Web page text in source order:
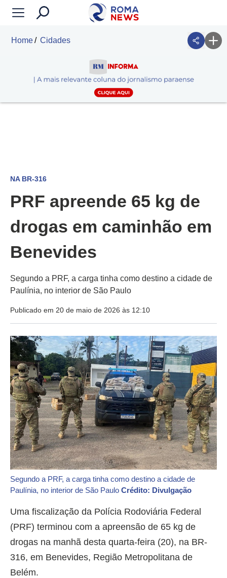
Home Cidades
NA BR-316
PRF apreende 65 kg de
drogas em caminhão em
Benevides
Segundo a PRF, a carga tinha como destino a cidade de
Paulínia, no interior de São Paulo
Publicado em 20 de maio de 2026 às 12:10
Segundo a PRF, a carga tinha como destino a cidade de
Paulínia, no interior de São Paulo Crédito: Divulgação
Uma fiscalização da Polícia Rodoviária Federal
(PRF) terminou com a apreensão de 65 kg de
drogas na manhã desta quarta-feira (20), na BR-
316, em Benevides, Região Metropolitana de
Belém.